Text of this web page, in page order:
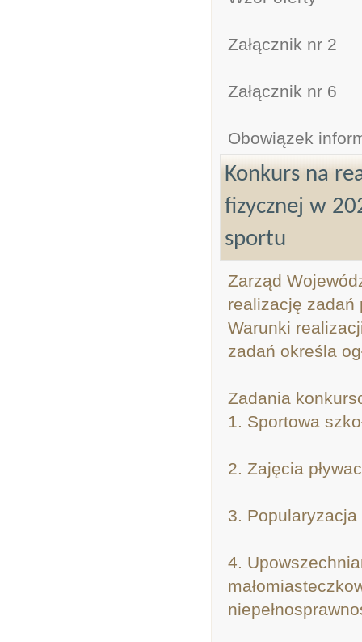
Załącznik nr 2
Załącznik nr 6
Obowiązek
Konkurs na
fizycznej w
sportu
Zarząd
realizację zadań
Warunki
zadań określa
Zadania
1. Sportowa
2. Zajęcia
3.
4.